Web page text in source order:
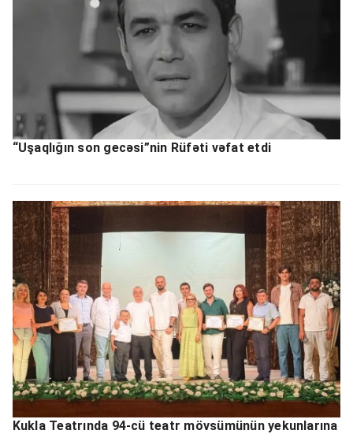
“Uşaqlığın son gecəsi”nin Rüfəti vəfat etdi
Kukla Teatrında 94-cü teatr mövsümünün yekunlarına